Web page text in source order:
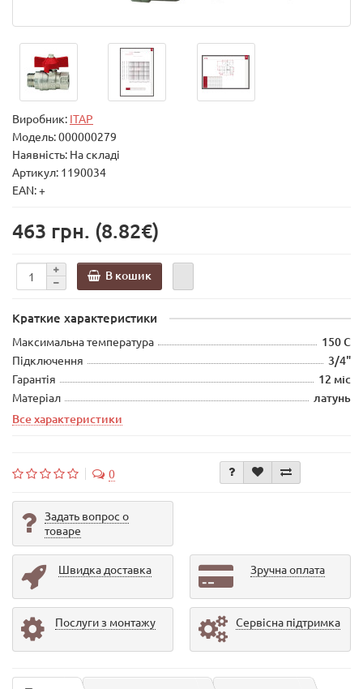
Виробник: ITAP
Модель:000000279
Наявність: На складі
Артикул: 1190034
EAN: +
463 грн. (8.82€)
В кошик
Краткие характеристики
Максимальна температура 150 С
Підключення 3/4"
Гарантія 12 міс
Матеріал
латунь
Все характеристики
0
Задать вопрос о
товаре
Швидка доставка Зручна оплата
Послуги з монтажу Сервісна підтримка